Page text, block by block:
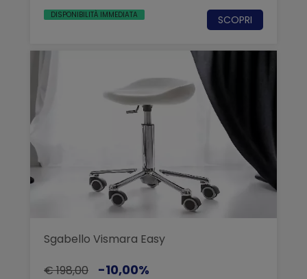
DISPONIBILITÀ IMMEDIATA SCOPRI
Sgabello Vismara Easy
€ 198,00
-10,00%